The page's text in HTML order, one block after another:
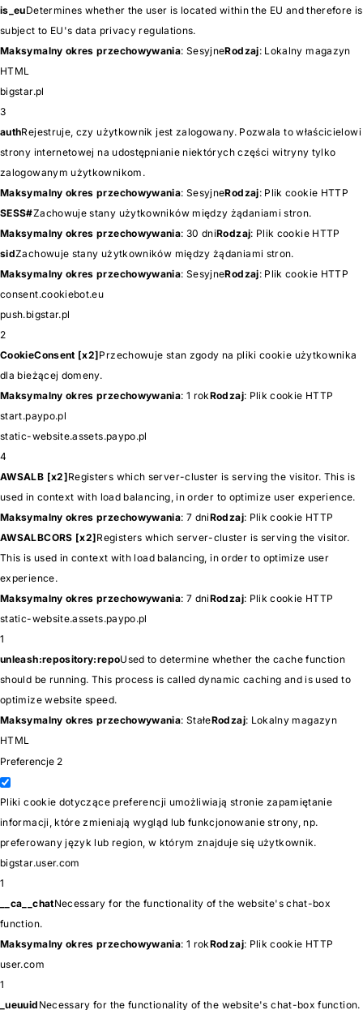
is_euDetermines whether the user is located within the EU and therefore is
subject to EU's data privacy regulations.
Maksymalny okres przechowywania: SesyjneRodzaj: Lokalny magazyn
HTML
bigstar.pl
3
authRejestruje, czy użytkownik jest zalogowany. Pozwala to właścicielowi
strony internetowej na udostępnianie niektórych części witryny tylko
zalogowanym użytkownikom.
Maksymalny okres przechowywania: SesyjneRodzaj: Plik cookie HTTP
SESS#Zachowuje stany użytkowników między żądaniami stron.
Maksymalny okres przechowywania: 30 dniRodzaj: Plik cookie HTTP
sidZachowuje stany użytkowników między żądaniami stron.
Maksymalny okres przechowywania: SesyjneRodzaj: Plik cookie HTTP
consent.cookiebot.eu
push.bigstar.pl
2
CookieConsent [x2]Przechowuje stan zgody na pliki cookie użytkownika
dla bieżącej domeny.
Maksymalny okres przechowywania: 1 rokRodzaj: Plik cookie HTTP
start.paypo.pl
static-website.assets.paypo.pl
4
AWSALB [x2]Registers which server-cluster is serving the visitor. This is
used in context with load balancing, in order to optimize user experience.
Maksymalny okres przechowywania: 7 dniRodzaj: Plik cookie HTTP
AWSALBCORS [x2]Registers which server-cluster is serving the visitor.
This is used in context with load balancing, in order to optimize user
experience.
Maksymalny okres przechowywania: 7 dniRodzaj: Plik cookie HTTP
static-website.assets.paypo.pl
1
unleash:repository:repoUsed to determine whether the cache function
should be running. This process is called dynamic caching and is used to
optimize website speed.
Maksymalny okres przechowywania: StałeRodzaj: Lokalny magazyn
HTML
Preferencje 2
Pliki cookie dotyczące preferencji umożliwiają stronie zapamiętanie
informacji, które zmieniają wygląd lub funkcjonowanie strony, np.
preferowany język lub region, w którym znajduje się użytkownik.
bigstar.user.com
1
__ca__chatNecessary for the functionality of the website's chat-box
function.
Maksymalny okres przechowywania: 1 rokRodzaj: Plik cookie HTTP
user.com
1
_ueuuid Necessary for the functionality of the website's chat-box function.